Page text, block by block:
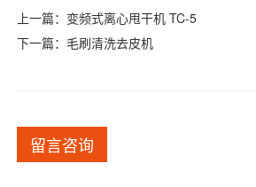
上一篇： 变频式离心甩干机 TC-5
下一篇： 毛刷清洗去皮机
留言咨询